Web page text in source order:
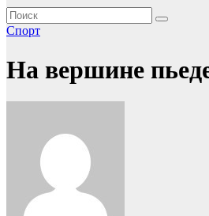
Спорт
На вершине